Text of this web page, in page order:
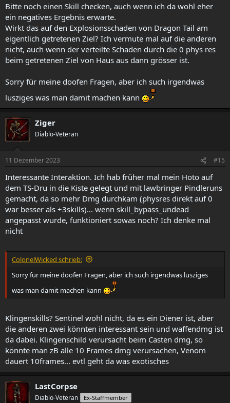
Bitte noch einen Skill checken, auch wenn ich da wohl eher
ein negatives Ergebnis erwarte.
Wirkt das auf den Explosionsschaden von Dragon Tail am
eigentlich getretenen Ziel? Ich vermute mal auf die anderen
nicht, auch wenn der verteilte Schaden durch die 0 phys res
beim getretenen Ziel von Haus aus dann grösser ist.
Sorry für meine doofen Fragen, aber ich such irgendwas
lusziges was man damit machen kann
Ziger
Diablo-Veteran
11 Dezember 2023 #15
Interessante Interaktion. Ich hab früher mal mein Hoto auf
dem TS-Dru in die Kiste gelegt und mit lawbringer Pindleruns
gemacht, da so mehr Dmg durchkam (physres direkt auf 0
war besser als +3skills)... wenn skill_bypass_undead
angepasst wurde, funktioniert sowas noch? Ich denke mal
nicht
ColonelWicked schrieb:
Sorry für meine doofen Fragen, aber ich such irgendwas lusziges
was man damit machen kann
Klingenskills? Sentinel wohl nicht, da es ein Diener ist, aber
die anderen zwei könnten interessant sein und waffendmg ist
da dabei. Klingenschild verursacht beim Casten dmg, so
könnte man zB alle 10 Frames dmg verursachen, Venom
dauert 10frames... evtl geht da was exotisches
LastCorpse
Diablo-Veteran Ex-Staffmember